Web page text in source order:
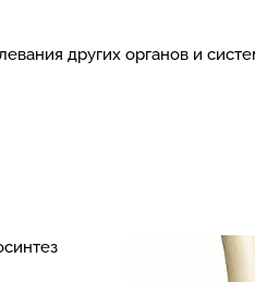
других органов и